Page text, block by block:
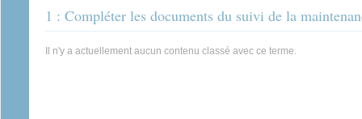
1 : Compléter les documents du suivi de la
Il n'y a actuellement aucun contenu classé avec ce terme.